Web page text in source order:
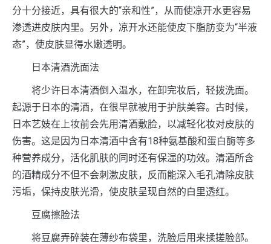
分十分接近，具有很大的“亲和性”，从而使凉开水更容易
渗透进皮肤内里。另外，凉开水还能使皮下脂肪变为“半液
态”，使皮肤显得水嫩透明。
日本清酒洗面法
将少许日本清酒倒入温水，在卸完妆后，轻拨洗面。
起源于日本的清酒，在很早就被用于护肤美容。古时候，
日本艺妓在上妆前会先用清酒敷脸，以减轻化妆对皮肤的
伤害。这是因为日本清酒中含有18种氨基酸和蛋白酶等多
种营养成分，活化肌肤的同时还有保湿的功效。清酒所含
的酒精成分不但不会刺激皮肤，反而能深入毛孔清除皮肤
污垢，保持皮肤光滑，使皮肤呈现自然的白里透红。
豆腐擦脸法
将豆腐弄碎装在薄纱布袋里，洗脸后用来揉搓脸部。